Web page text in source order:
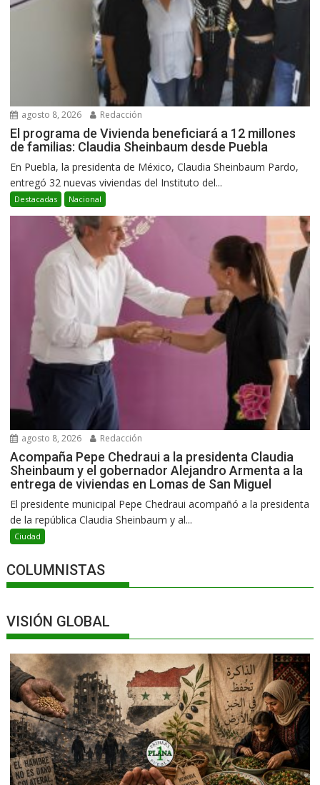
agosto 8, 2026 Redacción
El programa de Vivienda beneficiará a 12 millones
de familias: Claudia Sheinbaum desde Puebla
En Puebla, la presidenta de México, Claudia Sheinbaum Pardo,
entregó 32 nuevas viviendas del Instituto del...
Destacadas Nacional
agosto 8, 2026 Redacción
Acompaña Pepe Chedraui a la presidenta Claudia
Sheinbaum y el gobernador Alejandro Armenta a la
entrega de viviendas en Lomas de San Miguel
El presidente municipal Pepe Chedraui acompañó a la presidenta
de la república Claudia Sheinbaum y al...
Ciudad
COLUMNISTAS
VISIÓN GLOBAL